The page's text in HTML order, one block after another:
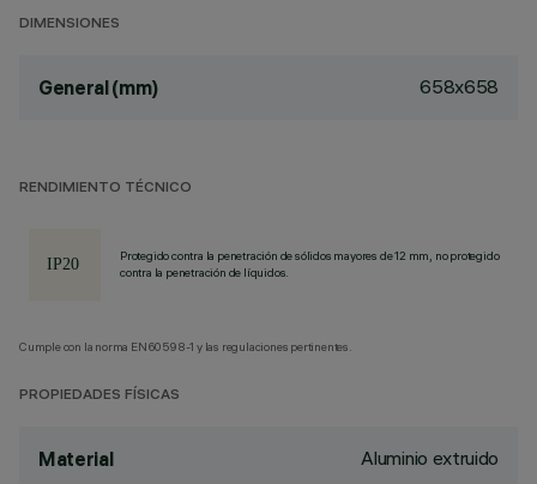
DIMENSIONES
General (mm) 658x658
RENDIMIENTO TÉCNICO
Protegido contra la penetración de sólidos mayores de 12 mm, no protegido
contra la penetración de líquidos.
Cumple con la norma EN60598-1 y las regulaciones pertinentes.
PROPIEDADES FÍSICAS
Material Aluminio extruido